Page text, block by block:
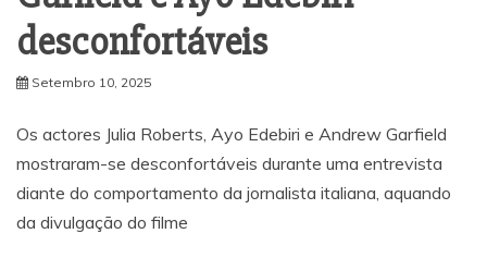
desconfortáveis
Setembro 10, 2025
Os actores Julia Roberts, Ayo Edebiri e Andrew Garfield
mostraram-se desconfortáveis durante uma entrevista
diante do comportamento da jornalista italiana, aquando
da divulgação do filme